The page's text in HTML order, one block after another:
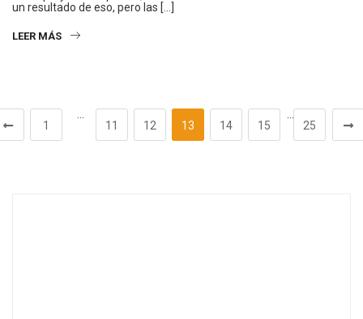
un resultado de eso, pero las […]
LEER MÁS
1
…
11
12 13 14 15
…
25